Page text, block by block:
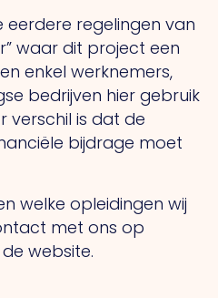
regelingen van
waar dit project een
enkel werknemers,
bedrijven hier gebruik
verschil is dat de
bijdrage moet
welke opleidingen wij
met ons op
website.